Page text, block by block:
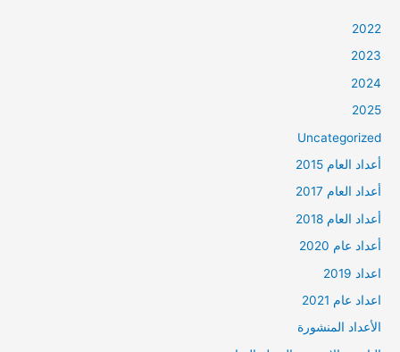
2022
2023
2024
2025
Uncategorized
أعداد العام 2015
أعداد العام 2017
أعداد العام 2018
أعداد عام 2020
اعداد 2019
اعداد عام 2021
الأعداد المنشورة